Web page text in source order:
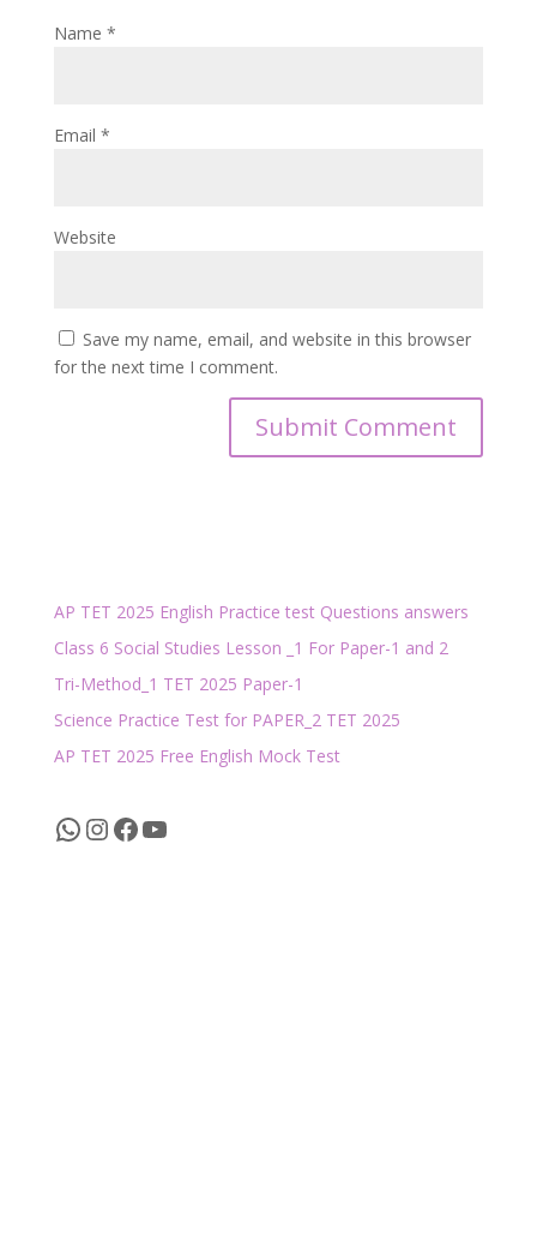
Name *
Email *
Website
Save my name, email, and website in this browser
for the next time I comment.
AP TET 2025 English Practice test Questions answers
Class 6 Social Studies Lesson _1 For Paper-1 and 2
Tri-Method_1 TET 2025 Paper-1
Science Practice Test for PAPER_2 TET 2025
AP TET 2025 Free English Mock Test
WhatsApp
Instagram
Facebook
YouTube